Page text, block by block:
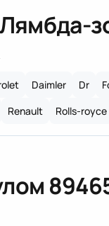
Лямбда-
Daimler Dr
Renault Rolls-royce